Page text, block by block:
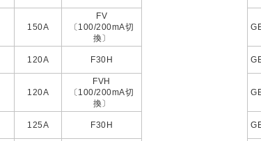
150A
FV
〔100/200mA切
換〕
120A F30H
120A
FVH
〔100/200mA切
換〕
125A F30H